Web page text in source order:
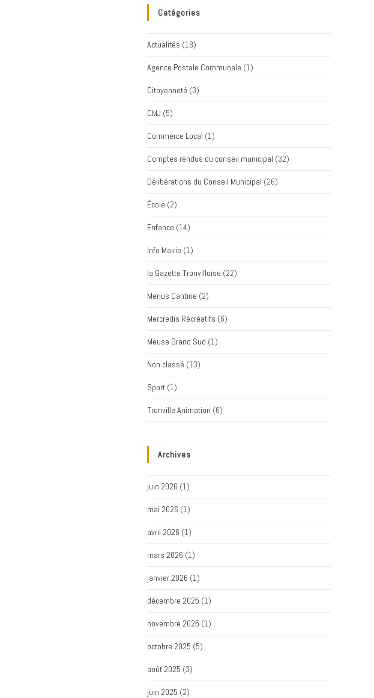
Catégories
Actualités (18)
Agence Postale Communale (1)
Citoyenneté (3)
CMJ (5)
Commerce Local (1)
Comptes rendus du conseil municipal (32)
Délibérations du Conseil Municipal (26)
École (2)
Enfance (14)
Info Mairie (1)
la Gazette Tronvilloise (22)
Menus Cantine (2)
Mercredis Récréatifs (6)
Meuse Grand Sud (1)
Non classé (13)
Sport (1)
Tronville Animation (6)
Archives
juin 2026 (1)
mai 2026 (1)
avril 2026 (1)
mars 2026 (1)
janvier 2026 (1)
décembre 2025 (1)
novembre 2025 (1)
octobre 2025 (5)
août 2025 (3)
juin 2025 (2)